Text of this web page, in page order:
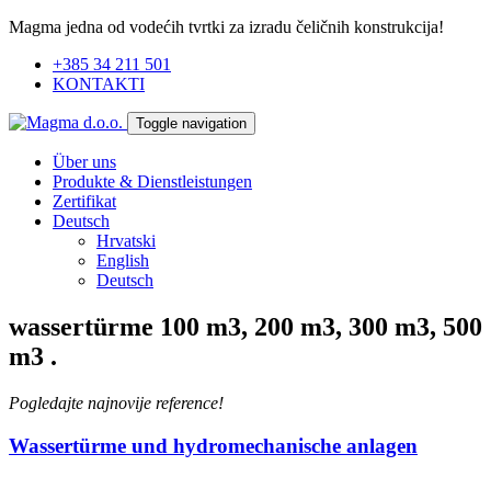
Magma jedna od vodećih tvrtki za izradu čeličnih konstrukcija!
+385 34 211 501
KONTAKTI
Toggle navigation
Über uns
Produkte & Dienstleistungen
Zertifikat
Deutsch
Hrvatski
English
Deutsch
wassertürme 100 m3, 200 m3, 300 m3, 500
m3 .
Pogledajte najnovije reference!
Wassertürme und hydromechanische anlagen